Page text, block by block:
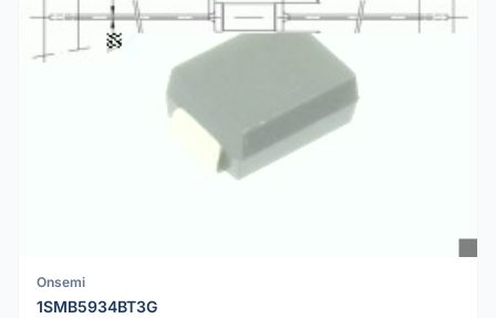
Onsemi
1SMB5934BT3G